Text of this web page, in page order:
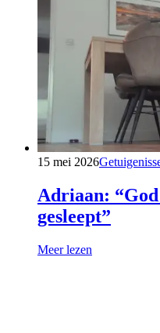
15 mei 2026
Adriaan:
gesleept”
Meer lezen